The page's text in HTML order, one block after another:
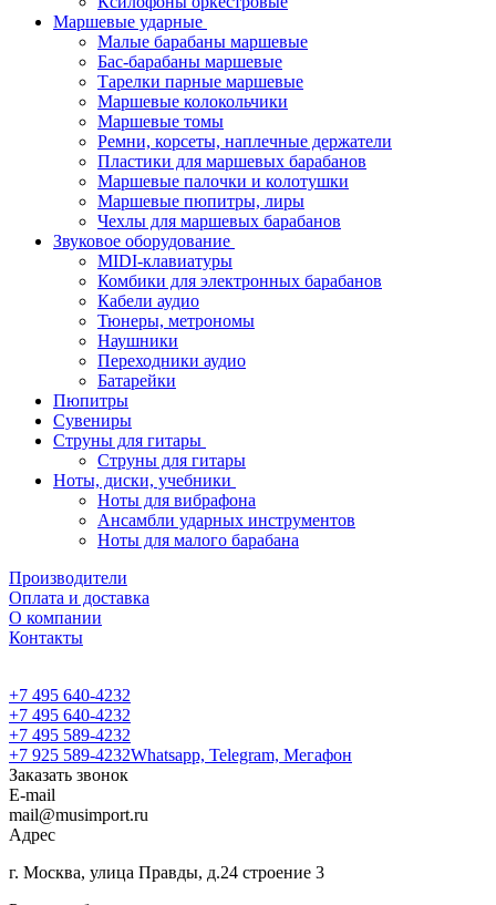
Маршевые ударные
Малые барабаны маршевые
Бас-барабаны маршевые
Тарелки парные маршевые
Маршевые колокольчики
Маршевые томы
Ремни, корсеты, наплечные держатели
Пластики для маршевых барабанов
Маршевые палочки и колотушки
Маршевые пюпитры, лиры
Чехлы для маршевых барабанов
Звуковое оборудование
MIDI-клавиатуры
Комбики для электронных барабанов
Кабели аудио
Тюнеры, метрономы
Наушники
Переходники аудио
Батарейки
Пюпитры
Сувениры
Струны для гитары
Струны для гитары
Ноты, диски, учебники
Ноты для вибрафона
Ансамбли ударных инструментов
Ноты для малого барабана
Производители
Оплата и доставка
О компании
Контакты
+7 495 640-4232
+7 495 640-4232
+7 495 589-4232
+7 925 589-4232Whatsapp, Telegram, Мегафон
Заказать звонок
E-mail
mail@musimport.ru
Адрес
г. Москва, улица Правды, д.24 строение 3